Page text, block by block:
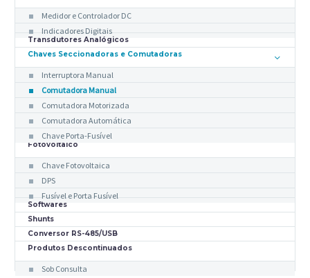
Medidor e Controlador DC
Indicadores Digitais
Transdutores Analógicos
Chaves Seccionadoras e Comutadoras
Interruptora Manual
Comutadora Manual
Comutadora Motorizada
Comutadora Automática
Chave Porta-Fusível
Fotovoltaico
Chave Fotovoltaica
DPS
Fusível e Porta Fusível
Softwares
Shunts
Conversor RS-485/USB
Produtos Descontinuados
Sob Consulta